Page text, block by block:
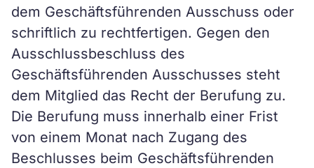
dem Geschäftsführenden Ausschuss oder
schriftlich zu rechtfertigen. Gegen den
Ausschlussbeschluss des
Geschäftsführenden Ausschusses steht
dem Mitglied das Recht der Berufung zu.
Die Berufung muss innerhalb einer Frist
von einem Monat nach Zugang des
Beschlusses beim Geschäftsführenden